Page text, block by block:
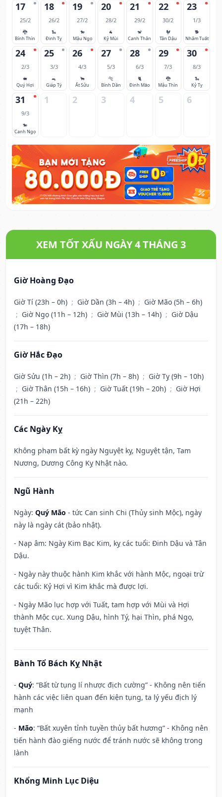
17
25/2
🐉
Bính Thìn
18
26/2
🐍
Đinh Tỵ
19
27/2
🐎
Mậu Ngọ
20
28/2
🐐
Kỷ Mùi
21
29/2
🐒
Canh Thân
22
30/2
🐓
Tân Dậu
23
1/3
🐕
Nhâm Tuất
24
2/3
🐖
Quý Hợi
25
3/3
🐀
Giáp Tý
26
4/3
🐂
Ất Sửu
27
5/3
🐅
Bính Dần
28
6/3
🐈
Đinh Mão
29
7/3
🐉
Mậu Thìn
30
8/3
🐍
Kỷ Tỵ
31
9/3
🐎
Canh Ngọ
1 2 3 4 5 6
XEM TỐT XẤU NGÀY 4 THÁNG 3
Giờ Hoàng Đạo
Giờ Tí (23h – 0h) ; Giờ Dần (3h – 4h) ; Giờ Mão (5h – 6h)
; Giờ Ngọ (11h – 12h) ; Giờ Mùi (13h – 14h) ; Giờ Dậu
(17h – 18h)
Giờ Hắc Đạo
Giờ Sửu (1h – 2h) ; Giờ Thìn (7h – 8h) ; Giờ Tỵ (9h – 10h)
; Giờ Thân (15h – 16h) ; Giờ Tuất (19h – 20h) ; Giờ Hợi
(21h – 22h)
Các Ngày Kỵ
Không phạm bất kỳ ngày Nguyệt kỵ, Nguyệt tận, Tam
Nương, Dương Công Kỵ Nhật nào.
Ngũ Hành
Ngày: Quý Mão - tức Can sinh Chi (Thủy sinh Mộc), ngày
này là ngày cát (bảo nhật).
- Nạp âm: Ngày Kim Bạc Kim, kỵ các tuổi: Đinh Dậu và Tân
Dậu.
- Ngày này thuộc hành Kim khắc với hành Mộc, ngoại trừ
các tuổi: Kỷ Hợi vì Kim khắc mà được lợi.
- Ngày Mão lục hợp với Tuất, tam hợp với Mùi và Hợi
thành Mộc cục. Xung Dậu, hình Tý, hại Thìn, phá Ngọ,
tuyệt Thân.
Bành Tổ Bách Kỵ Nhật
- Quý: “Bất từ tụng lí nhược địch cường” - Không nên tiến
hành các việc liên quan đến kiện tụng, ta lý yếu địch lý
mạnh
- Mão: “Bất xuyên tỉnh tuyền thủy bất hương” - Không nên
tiến hành đào giếng nước để tránh nước sẽ không trong
lành
Khổng Minh Lục Diệu